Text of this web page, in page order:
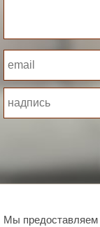
Мы предоставляем